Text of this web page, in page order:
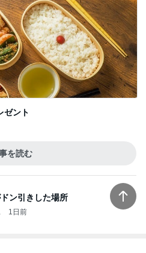
ゼント
を読む
ン引きした場所
1日前